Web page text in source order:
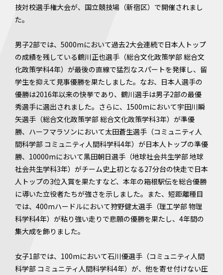
技対校選手権大会が、国立競技場（新宿区）で開催されまし
た。
男子2部では、5000mにおいて過去2大会連続で日本人トップ
の成績を残している鶴川正也選手（総合文化政策学部 総合文
化政策学科4年）が最後の直線で猛烈なスパートを発揮し、留
学生を抑えて見事優勝を果たしました。なお、日本人選手の
優勝は2016年以来の快挙であり、鶴川選手は男子2部の最優
秀選手に選出されました。さらに、1500mにおいて宇田川瞬
矢選手（総合文化政策学部 総合文化政策学科3年）が準優
勝、ハーフマラソンにおいて太田蒼生選手（コミュニティ人
間科学部 コミュニティ人間科学科4年）が日本人トップの準優
勝、10000mにおいて黒田朝日選手（地球社会共生学部 地球
社会共生学科3年）がチーム史上初となる27分台の快走で日本
人トップの3位入賞を果たすなど、本年の箱根駅伝を総合優勝
に導いた立役者たちが強さを示しました。また、短距離種目
では、400mハードルにおいて狩野健太選手（理工学部 物理
科学科4年）が粘り強い走りで悲願の優勝を果たし、4年間の
集大成を飾りました。
女子1部では、100mにおいて石川優選手（コミュニティ人間
科学部 コミュニティ人間科学科4年）が、他を寄せ付けない圧